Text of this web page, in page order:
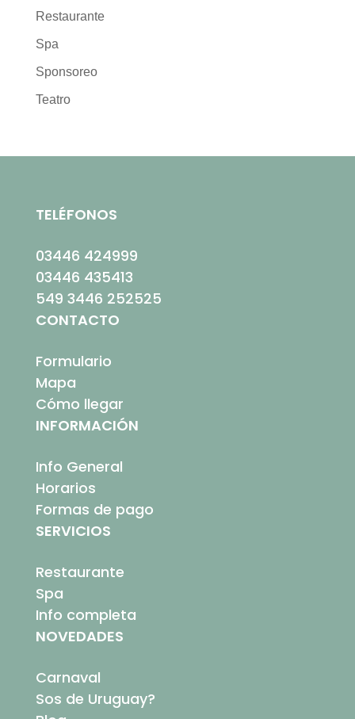
Restaurante
Spa
Sponsoreo
Teatro
TELÉFONOS
03446 424999
03446 435413
549 3446 252525
CONTACTO
Formulario
Mapa
Cómo llegar
INFORMACIÓN
Info General
Horarios
Formas de pago
SERVICIOS
Restaurante
Spa
Info completa
NOVEDADES
Carnaval
Sos de Uruguay?